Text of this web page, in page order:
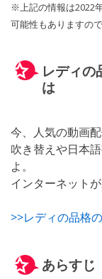
※上記の情報は2022
可能性もありますの
レディの
は
今、人気の動画
吹き替えや日本
よ。
インターネット
>>レディの品格
あらすじ